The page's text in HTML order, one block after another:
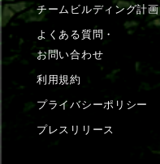
チームビルディング計画
よくある質問・
お問い合わせ
利用規約
プライバシーポリシー
プレスリリース